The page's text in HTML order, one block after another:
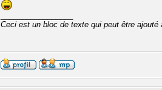
Ceci est un bloc de texte qui peut être